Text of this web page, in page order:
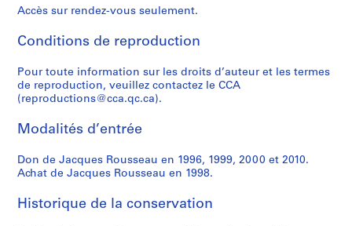
t
é
l
-
L
'
t
a
g
'
r
e
m
e
n
a
t
o
u
M
z
a
r
t
1
9
7
1
8
AP066.S3.D6
,
9
3
AP066.S3.D11
o
t
é
a
l
,
9
9
-
n
1
9
7
AP066.S3.D13
s
1
8
6
-
9
9
6
Accès sur rendez-vous seulement.
Conditions de reproduction
Pour toute information sur les droits d’auteur et les termes
de reproduction, veuillez contactez le CCA
(reproductions@cca.qc.ca).
Modalités d’entrée
Don de Jacques Rousseau en 1996, 1999, 2000 et 2010.
Achat de Jacques Rousseau en 1998.
Historique de la conservation